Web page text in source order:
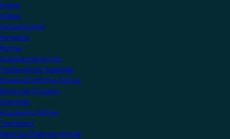
Presse
Videos
Gemeinschaft
Hersteller
Partner
Ausbildungszentren
Freiberufliche Ausbilder
Wissenschaftliche Partner
Nationale Gruppen
Userclubs
Assoziierte Partner
Testlabore
NextGen Bildungsinstitute